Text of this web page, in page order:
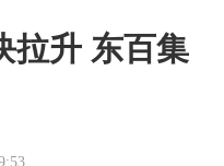
拉升 东百集